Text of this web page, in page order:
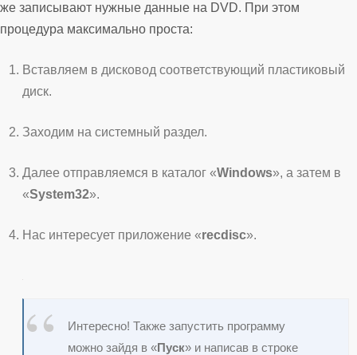
же записывают нужные данные на DVD. При этом
процедура максимально проста:
Вставляем в дисковод соответствующий пластиковый
диск.
Заходим на системный раздел.
Далее отправляемся в каталог «Windows», а затем в
«System32».
Нас интересует приложение «recdisc».
Интересно! Также запустить программу
можно зайдя в «Пуск» и написав в строке